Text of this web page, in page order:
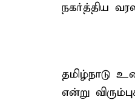
நகர்த்திய
தமிழ்நாடு
என்று